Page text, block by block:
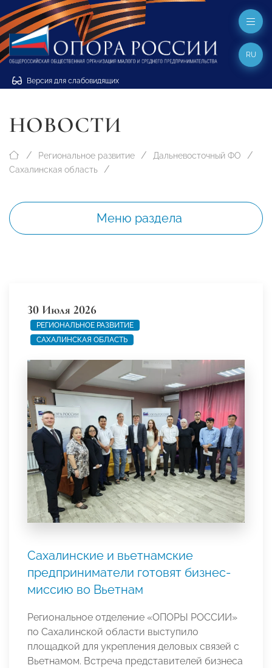
Версия для слабовидящих
RU
НОВОСТИ
Региональное развитие
Дальневосточный ФО
Сахалинская область
Меню раздела
30 Июля 2026
РЕГИОНАЛЬНОЕ РАЗВИТИЕ
САХАЛИНСКАЯ ОБЛАСТЬ
Сахалинские и вьетнамские
предприниматели готовят бизнес-
миссию во Вьетнам
Региональное отделение «ОПОРЫ РОССИИ»
по Сахалинской области выступило
площадкой для укрепления деловых связей с
Вьетнамом. Встреча представителей бизнеса